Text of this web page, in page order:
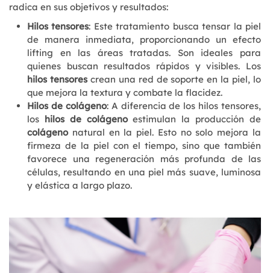
radica en sus objetivos y resultados:
Hilos tensores: Este tratamiento busca tensar la piel
de manera inmediata, proporcionando un efecto
lifting en las áreas tratadas. Son ideales para
quienes buscan resultados rápidos y visibles. Los
hilos tensorescrean una red de soporte en la piel, lo
que mejora la textura y combate la flacidez.
Hilos de colágeno: A diferencia de los hilos tensores,
los hilos de colágenoestimulan la producción de
colágenonatural en la piel. Esto no solo mejora la
firmeza de la piel con el tiempo, sino que también
favorece una regeneración más profunda de las
células, resultando en una piel más suave, luminosa
y elástica a largo plazo.